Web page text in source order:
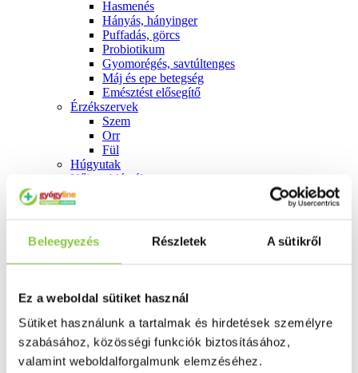
Beleegyezés Részletek A sütikről
Ez a weboldal sütiket használ
Sütiket használunk a tartalmak és hirdetések személyre
szabásához, közösségi funkciók biztosításához,
valamint weboldalforgalmunk elemzéséhez.
Hasmenés
Hányás, hányinger
Puffadás, görcs
Probiotikum
Gyomorégés, savtúltenges
Máj és epe betegség
Emésztést elősegítő
Érzékszervek
Szem
Orr
Fül
Húgyutak
Női problémák
Fogamzásgátlás, síkosítók, potencia
Fertőzések, hüvelyflóra helyreállítás
Inkontinencia
Prosztata
Szív és érrrendszer
Aranyér
Visszér
Koleszterinszint csökkentők, omega 3